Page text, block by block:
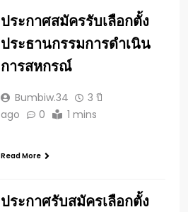
ประกาศสมัครรับเลือกตั้ง
ประธานกรรมการดำเนิน
การสหกรณ์
Bumbiw.34
3 ปี
ago
0 1 mins
Read More
ประกาศรับสมัครเลือกตั้ง